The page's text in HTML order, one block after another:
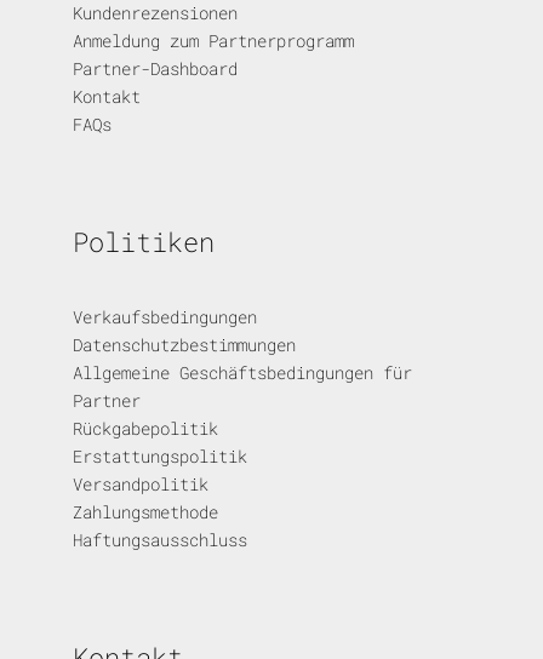
Kundenrezensionen
Anmeldung zum Partnerprogramm
Partner-Dashboard
Kontakt
FAQs
Politiken
Verkaufsbedingungen
Datenschutzbestimmungen
Allgemeine Geschäftsbedingungen für
Partner
Rückgabepolitik
Erstattungspolitik
Versandpolitik
Zahlungsmethode
Haftungsausschluss